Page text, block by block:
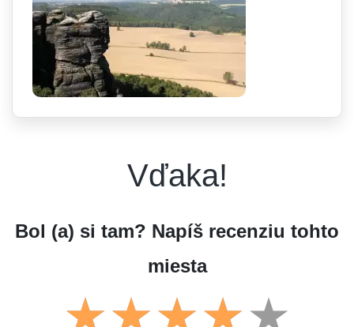
Vďaka!
Bol (a) si tam? Napíš recenziu tohto
miesta